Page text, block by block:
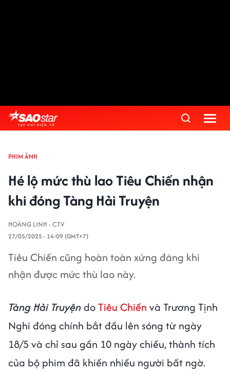
PHIM ẢNH
Hé lộ mức thù lao Tiêu Chiến nhận
khi đóng Tàng Hải Truyện
HOÀNG LINH - CTV
27/05/2025 - 14:09 (GMT+7)
Tiêu Chiến cũng hoàn toàn xứng đáng khi
nhận được mức thù lao này.
Tàng Hải Truyện doTiêu Chiến và Trương Tịnh
Nghi đóng chính bắt đầu lên sóng từ ngày
18/5 và chỉ sau gần 10 ngày chiếu, thành tích
của bộ phim đã khiến nhiều người bất ngờ.